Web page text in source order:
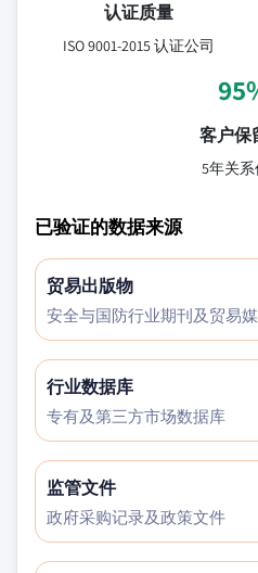
认证质量
ISO 9001-2015 认证公司
客户保
5年关系
已验证的数据来源
贸易出版物
安全与国防行业期刊及贸易
行业数据库
专有及第三方市场数据库
监管文件
政府采购记录及政策文件